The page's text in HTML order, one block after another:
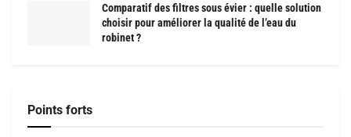
Comparatif des filtres sous évier : quelle solution
choisir pour améliorer la qualité de l’eau du
robinet ?
Points forts